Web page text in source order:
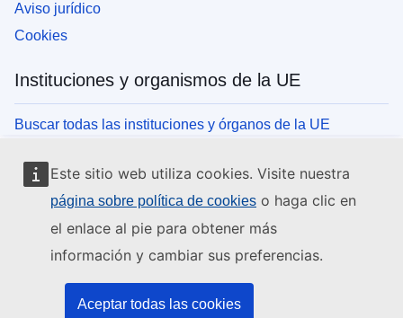
Este sitio web utiliza cookies. Visite nuestra
página sobre política de cookies o haga clic en
el enlace al pie para obtener más
información y cambiar sus preferencias.
Aceptar todas las cookies
Aviso jurídico
Cookies
Instituciones y organismos de la UE
Buscar todas las instituciones y órganos de la UE